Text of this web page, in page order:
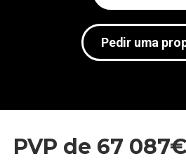
Pedir uma
PVP de 67